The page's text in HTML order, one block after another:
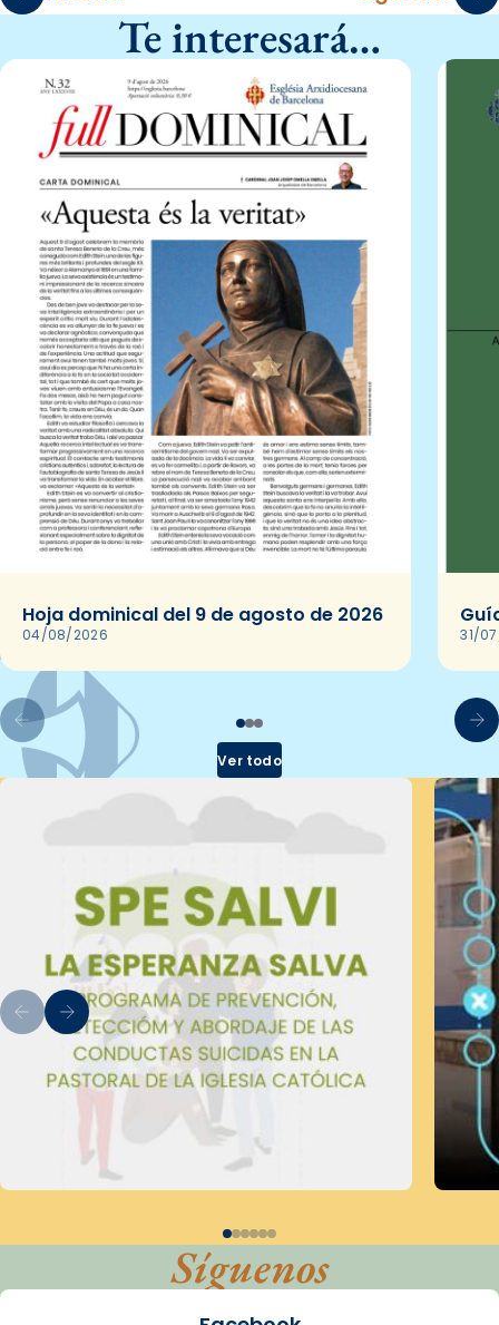
Te interesará…
Hoja dominical del 9 de agosto de 2026
04/08/2026 31/
Ver todo
Síguenos